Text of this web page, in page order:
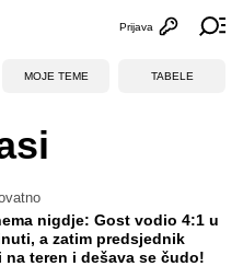
Otvori
Prijava
MOJE TEME TABELE
nigdje: Gost vodio 4:1 u
a zatim predsjednik
na teren i dešava se čudo!